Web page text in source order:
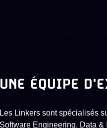
UNE ÉQUIPE
Les Linkers sont spécialisés
Software Engineering, Data &